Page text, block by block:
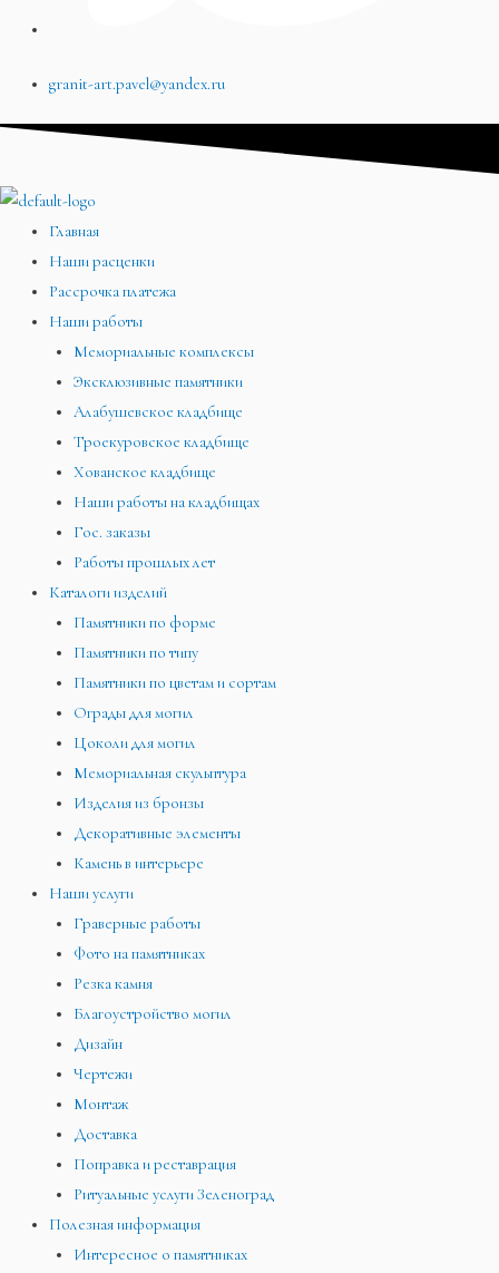
granit-art.pavel@yandex.ru
Главная
Наши расценки
Рассрочка платежа
Наши работы
Мемориальные комплексы
Эксклюзивные памятники
Алабушевское кладбище
Троекуровское кладбище
Хованское кладбище
Наши работы на кладбищах
Гос. заказы
Работы прошлых лет
Каталоги изделий
Памятники по форме
Памятники по типу
Памятники по цветам и сортам
Ограды для могил
Цоколи для могил
Мемориальная скульптура
Изделия из бронзы
Декоративные элементы
Камень в интерьере
Наши услуги
Граверные работы
Фото на памятниках
Резка камня
Благоустройство могил
Дизайн
Чертежи
Монтаж
Доставка
Поправка и реставрация
Ритуальные услуги Зеленоград
Полезная информация
Интересное о памятниках